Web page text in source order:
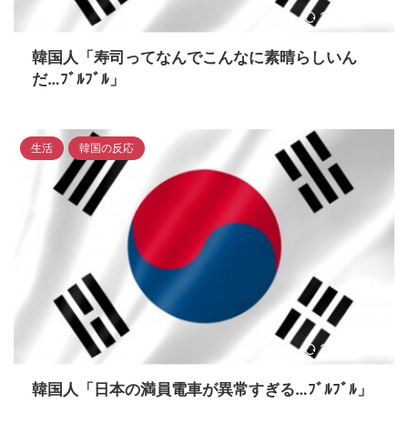
2023/4/17
韓国人「寿司ってなんでこんなに素晴らしいん
だ…ﾌﾞﾙﾌﾞﾙ」
2023/4/17
生活 韓国の反応
韓国人「日本の満員電車が異常すぎる…ﾌﾞﾙﾌﾞﾙ」